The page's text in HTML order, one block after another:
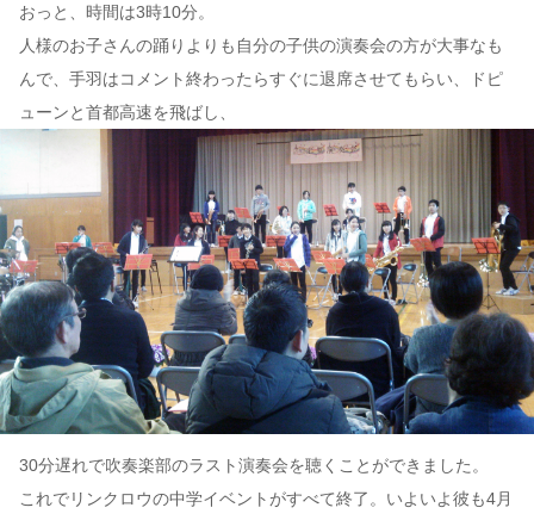
おっと、時間は3時10分。
人様のお子さんの踊りよりも自分の子供の演奏会の方が大事なも
んで、手羽はコメント終わったらすぐに退席させてもらい、ドピ
ューンと首都高速を飛ばし、
30分遅れで吹奏楽部のラスト演奏会を聴くことができました。
これでリンクロウの中学イベントがすべて終了。いよいよ彼も4月